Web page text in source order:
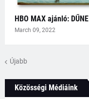
HBO MAX ajánló: DŰNE
March 09, 2022
Újabb
Közösségi Médiáink